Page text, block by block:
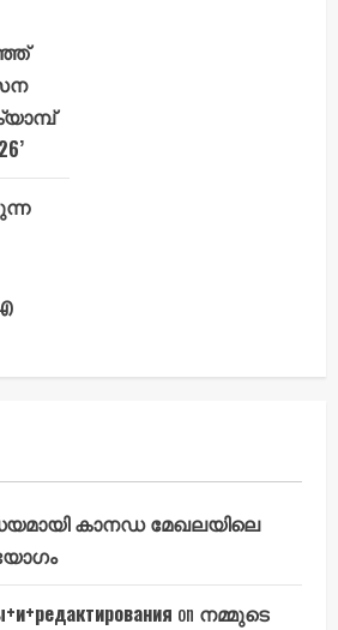
കാനഡ മേഖലയിലെ
യോഗം
on നമ്മുടെ